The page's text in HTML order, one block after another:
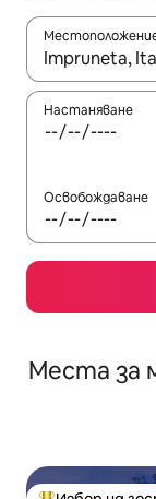
Когато
Настаняване
Освобождаване
Места за